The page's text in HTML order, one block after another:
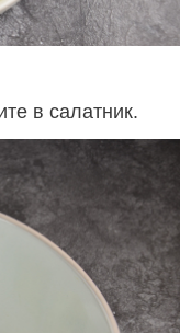
в салатник.